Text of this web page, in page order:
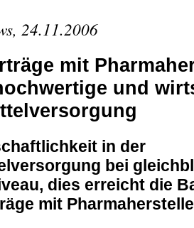
24.11.2006
mit
und
in der
bei
dies erreicht die
mit